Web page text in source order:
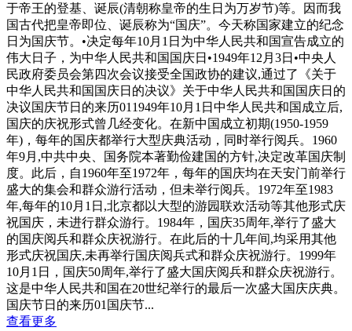
于帝王的登基、诞辰(清朝称皇帝的生日为万岁节)等。因而我
国古代把皇帝即位、诞辰称为“国庆”。今天称国家建立的纪念
日为国庆节。•决定每年10月1日为中华人民共和国宣告成立的
伟大日子，为中华人民共和国国庆日•1949年12月3日•中央人
民政府委员会第四次会议接受全国政协的建议,通过了《关于
中华人民共和国国庆日的决议》关于中华人民共和国国庆日的
决议国庆节日的来历011949年10月1日中华人民共和国成立后,
国庆的庆祝形式曾几经变化。在新中国成立初期(1950-1959
年)，每年的国庆都举行大型庆典活动，同时举行阅兵。1960
年9月,中共中央、国务院本著勤俭建国的方针,决定改革国庆制
度。此后，自1960年至1972年，每年的国庆均在天安门前举行
盛大的集会和群众游行活动，但未举行阅兵。1972年至1983
年,每年的10月1日,北京都以大型的游园联欢活动等其他形式庆
祝国庆，未进行群众游行。1984年，国庆35周年,举行了盛大
的国庆阅兵和群众庆祝游行。在此后的十几年间,均采用其他
形式庆祝国庆,未再举行国庆阅兵式和群众庆祝游行。1999年
10月1日，国庆50周年,举行了盛大国庆阅兵和群众庆祝游行。
这是中华人民共和国在20世纪举行的最后一次盛大国庆庆典。
国庆节日的来历01国庆节...
查看更多